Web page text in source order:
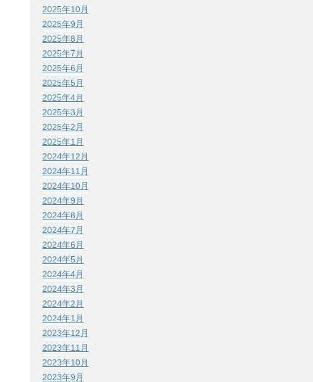
2025年10月
2025年9月
2025年8月
2025年7月
2025年6月
2025年5月
2025年4月
2025年3月
2025年2月
2025年1月
2024年12月
2024年11月
2024年10月
2024年9月
2024年8月
2024年7月
2024年6月
2024年5月
2024年4月
2024年3月
2024年2月
2024年1月
2023年12月
2023年11月
2023年10月
2023年9月